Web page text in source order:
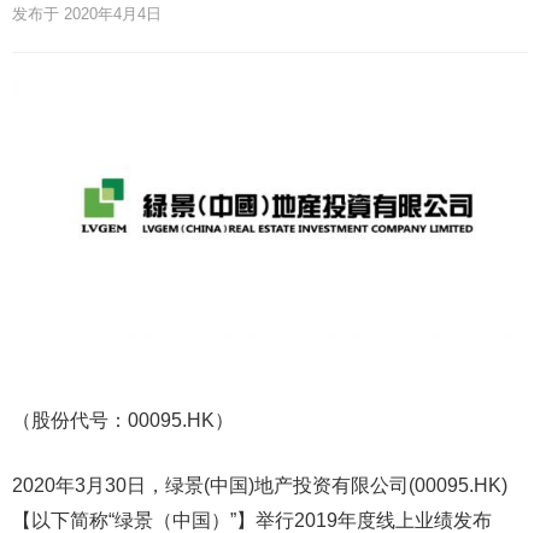
发布于 2020年4月4日
（股份代号：00095.HK）
2020年3月30日，绿景(中国)地产投资有限公司(00095.HK)
【以下简称“绿景（中国）”】举行2019年度线上业绩发布